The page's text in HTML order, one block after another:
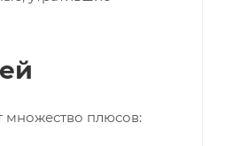
множество плюсов: